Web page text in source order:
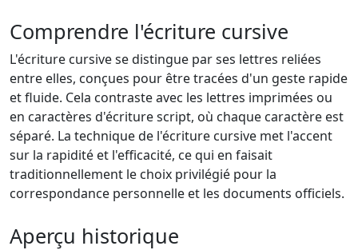
Comprendre l'écriture cursive
L'écriture cursive se distingue par ses lettres reliées
entre elles, conçues pour être tracées d'un geste rapide
et fluide. Cela contraste avec les lettres imprimées ou
en caractères d'écriture script, où chaque caractère est
séparé. La technique de l'écriture cursive met l'accent
sur la rapidité et l'efficacité, ce qui en faisait
traditionnellement le choix privilégié pour la
correspondance personnelle et les documents officiels.
Aperçu historique